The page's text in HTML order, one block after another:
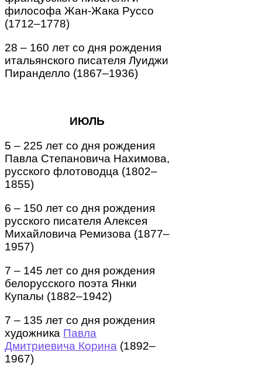
философа Жан-Жака Руссо
(1712–1778)
28 – 160 лет со дня рождения
итальянского писателя Луиджи
Пиранделло (1867–1936)
ИЮЛЬ
5 – 225 лет со дня рождения
Павла Степановича Нахимова,
русского флотоводца (1802–
1855)
6 – 150 лет со дня рождения
русского писателя Алексея
Михайловича Ремизова (1877–
1957)
7 – 145 лет со дня рождения
белорусского поэта Янки
Купалы (1882–1942)
7 – 135 лет со дня рождения
художника Павла
Дмитриевича Корина (1892–
1967)